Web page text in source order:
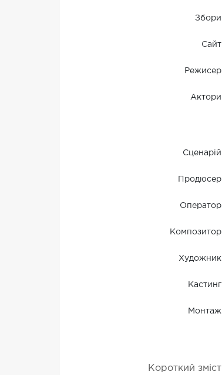
Збори
Сайт
Режисер
Актори
Сценарій
Продюсер
Оператор
Композитор
Художник
Кастинг
Монтаж
Короткий зміст